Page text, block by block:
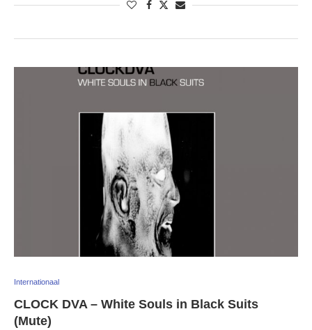
Internationaal
CLOCK DVA – White Souls in Black Suits
(Mute)